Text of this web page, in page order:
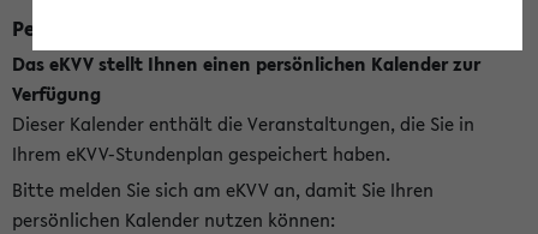
Persönlicher Kalender
Das eKVV stellt Ihnen einen persönlichen Kalender zur
Verfügung
Dieser Kalender enthält die Veranstaltungen, die Sie in
Ihrem eKVV-Stundenplan gespeichert haben.
Bitte melden Sie sich am eKVV an, damit Sie Ihren
persönlichen Kalender nutzen können: